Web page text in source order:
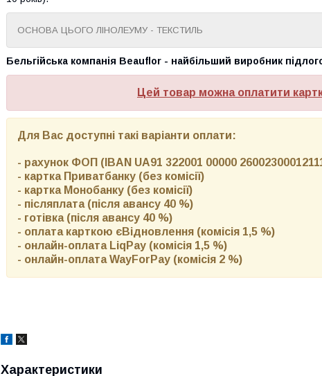
ОСНОВА ЦЬОГО ЛІНОЛЕУМУ - ТЕКСТИЛЬ
Бельгійська компанія Beauflor - найбільший виробник
Цей товар можна оплатити
Для Вас доступні такі варіанти оплати:
- рахунок ФОП (IBAN UA91 322001 00000
- картка Приватбанку (без комісії)
- картка Монобанку (без комісії)
- післяплата (після авансу 40 %)
- готівка (після авансу 40 %)
- оплата карткою єВідновлення (комісія 1,5 %)
- онлайн-оплата LiqPay (комісія 1,5 %)
- онлайн-оплата WayForPay (комісія 2 %)
Характеристики